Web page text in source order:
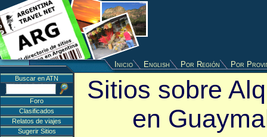
Inicio English Por Región Por
Sitios sobre
en
Buscar en ATN
Foro
Clasificados
Relatos de viajes
Sugerir Sitios